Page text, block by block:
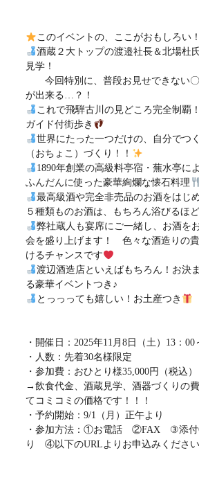
このイベントの、ここがおもしろい
酒蔵２大トップの渡邉社長＆北場杜
見学！
今回特別に、普段お見せできない〇
が出来る…？！
これで飛騨古川の見どころ完全制覇
ガイド付街歩き
世界にたった一つだけの、自分でつ
（おちょこ）づくり！！
1890年創業の高級料亭宿・蕪水亭に
ふんだんに使った豪華絢爛な懐石料理
最高級酒や完全非売品のお酒をはじ
５種類ものお酒は、もちろん浴びるほ
弊社蔵人も宴席にご一緒し、お酒を
会を盛り上げます！ 色々な酒造りの
けるチャンスです
渡辺酒造店といえばもちろん！お決
る豪華イベントつき♪
とっっっても嬉しい！お土産つき
・開催日：2025年11月8日（土）13：00
・人数：先着30名様限定
・参加費：おひとり様35,000円（税込）
→飲食代金、酒蔵見学、酒器づくりの
てコミコミの価格です！！！
・予約開始：9/1（月）正午より
・参加方法：①お電話 ②FAX ③添付
り ④以下のURLよりお申込みください